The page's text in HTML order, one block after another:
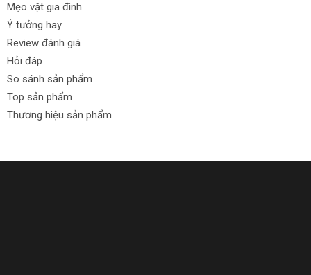
Mẹo vặt gia đình
Ý tưởng hay
Review đánh giá
Hỏi đáp
So sánh sản phẩm
Top sản phẩm
Thương hiệu sản phẩm